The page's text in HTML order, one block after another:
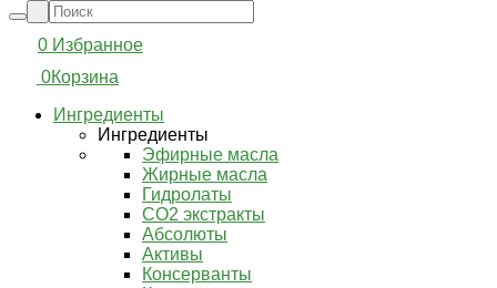
0 Избранное
0Корзина
Ингредиенты
Ингредиенты
Эфирные масла
Жирные масла
Гидролаты
СО2 экстракты
Абсолюты
Активы
Консерванты